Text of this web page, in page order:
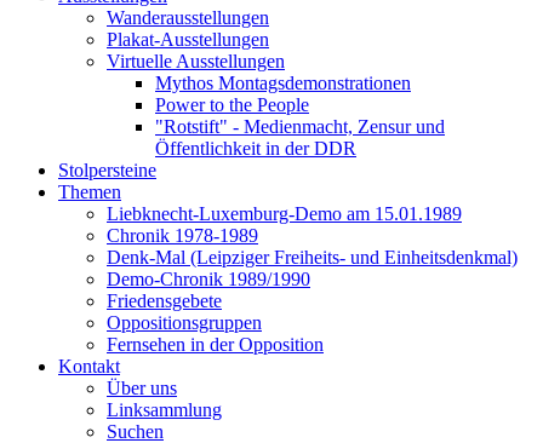
Wanderausstellungen
Plakat-Ausstellungen
Virtuelle Ausstellungen
Mythos Montagsdemonstrationen
Power to the People
"Rotstift" - Medienmacht, Zensur und
Öffentlichkeit in der DDR
Stolpersteine
Themen
Liebknecht-Luxemburg-Demo am 15.01.1989
Chronik 1978-1989
Denk-Mal (Leipziger Freiheits- und Einheitsdenkmal)
Demo-Chronik 1989/1990
Friedensgebete
Oppositionsgruppen
Fernsehen in der Opposition
Kontakt
Über uns
Linksammlung
Suchen